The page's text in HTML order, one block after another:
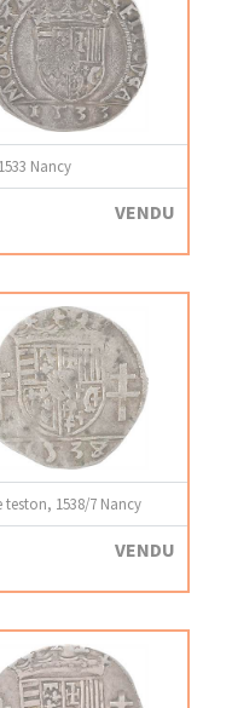
Nancy
VENDU
1538/7 Nancy
VENDU